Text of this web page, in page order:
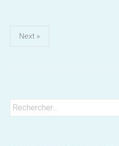
Pagination
des
Next »
Rechercher :